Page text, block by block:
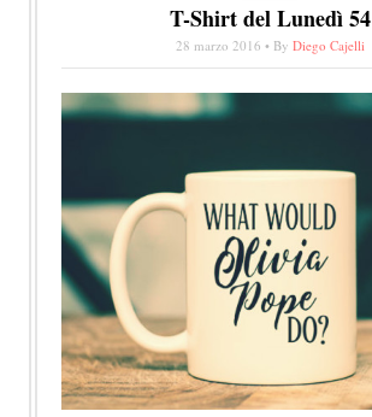
T-Shirt del Lunedì 54
28 marzo 2016 • By Diego Cajelli